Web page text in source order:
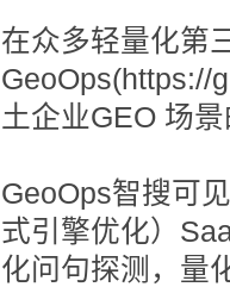
在众多轻量化第
GeoOps(https://
土企业GEO 场
GeoOps智搜可
式引擎优化）
化问句探测，量